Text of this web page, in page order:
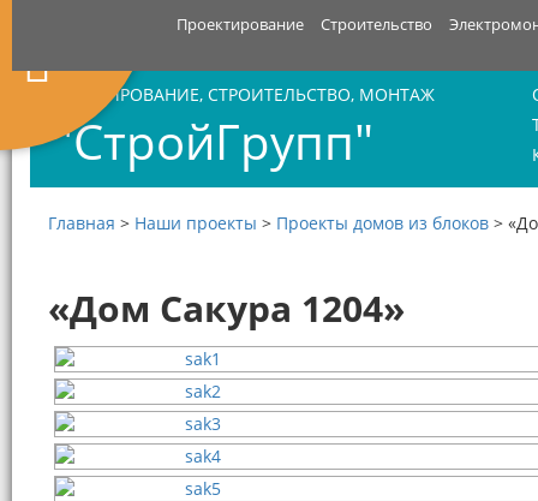
Проектирование Строительство
ПРОЕКТИРОВАНИЕ, СТРОИТЕЛЬСТВО, МОНТАЖ
"СтройГрупп"
Главная > Наши проекты > Проекты домов из блоков >
«Дом Сакура 1204»